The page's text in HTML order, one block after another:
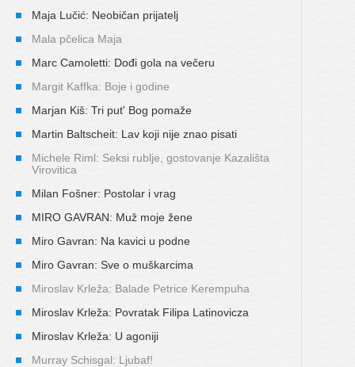
Maja Lučić: Neobičan prijatelj
Mala pčelica Maja
Marc Camoletti: Dođi gola na večeru
Margit Kaffka: Boje i godine
Marjan Kiš: Tri put' Bog pomaže
Martin Baltscheit: Lav koji nije znao pisati
Michele Riml: Seksi rublje, gostovanje Kazališta
Virovitica
Milan Fošner: Postolar i vrag
MIRO GAVRAN: Muž moje žene
Miro Gavran: Na kavici u podne
Miro Gavran: Sve o muškarcima
Miroslav Krleža: Balade Petrice Kerempuha
Miroslav Krleža: Povratak Filipa Latinovicza
Miroslav Krleža: U agoniji
Murray Schisgal: Ljubaf!